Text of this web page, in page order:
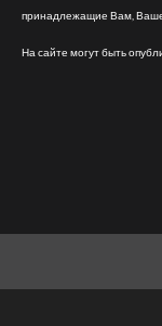
принадлежащие Вам,
На сайте могут быть